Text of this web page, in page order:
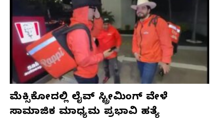
ಮೆಕ್ಸಿಕೋದಲ್ಲಿ ಲೈವ್ ಸ್ಟ್ರೀಮಿಂಗ್ ವೇಳೆ
ಸಾಮಾಜಿಕ ಮಾಧ್ಯಮ ಪ್ರಭಾವಿ ಹತ್ಯೆ